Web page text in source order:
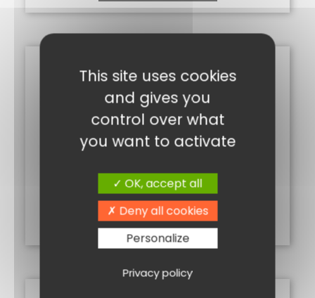
CARVI 50G
2,00€
Ajouter au panier
This site uses cookies
and gives you
control over what
you want to activate
OK, accept all
Deny all cookies
Personalize
Privacy policy